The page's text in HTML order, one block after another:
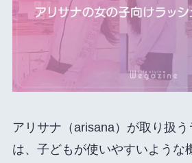
アリサナ（arisana）が取り扱
は、子どもが使いやすいような